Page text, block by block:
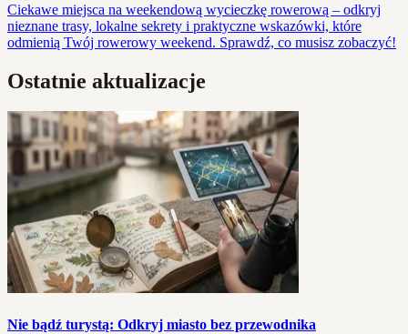
Ciekawe miejsca na weekendową wycieczkę rowerową – odkryj
nieznane trasy, lokalne sekrety i praktyczne wskazówki, które
odmienią Twój rowerowy weekend. Sprawdź, co musisz zobaczyć!
Ostatnie aktualizacje
Nie bądź turystą: Odkryj miasto bez przewodnika